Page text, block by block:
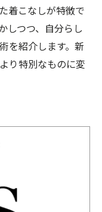
着こなしが特徴で
しつつ、自分らし
を紹介します。新
り特別なものに変